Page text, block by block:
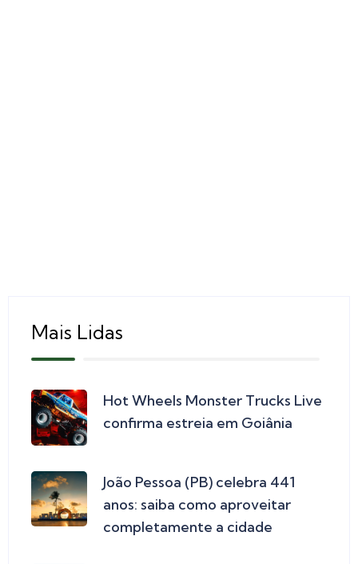
Mais Lidas
Hot Wheels Monster Trucks Live
confirma estreia em Goiânia
João Pessoa (PB) celebra 441
anos: saiba como aproveitar
completamente a cidade